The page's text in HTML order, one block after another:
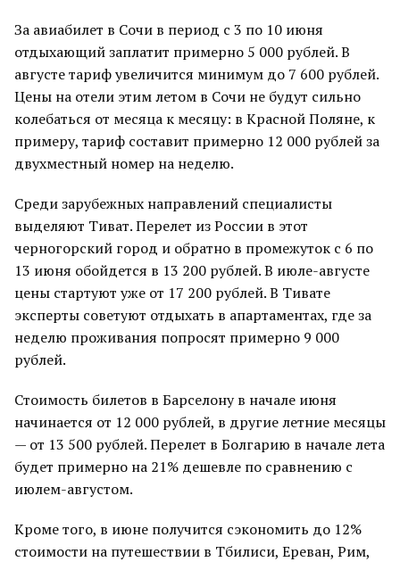
За авиабилет в Сочи в период с 3 по 10 июня
отдыхающий заплатит примерно 5 000 рублей. В
августе тариф увеличится минимум до 7 600 рублей.
Цены на отели этим летом в Сочи не будут сильно
колебаться от месяца к месяцу: в Красной Поляне, к
примеру, тариф составит примерно 12 000 рублей за
двухместный номер на неделю.
Среди зарубежных направлений специалисты
выделяют Тиват. Перелет из России в этот
черногорский город и обратно в промежуток с 6 по
13 июня обойдется в 13 200 рублей. В июле-августе
цены стартуют уже от 17 200 рублей. В Тивате
эксперты советуют отдыхать в апартаментах, где за
неделю проживания попросят примерно 9 000
рублей.
Стоимость билетов в Барселону в начале июня
начинается от 12 000 рублей, в другие летние месяцы
— от 13 500 рублей. Перелет в Болгарию в начале лета
будет примерно на 21% дешевле по сравнению с
июлем-августом.
Кроме того, в июне получится сэкономить до 12%
стоимости на путешествии в Тбилиси, Ереван, Рим,